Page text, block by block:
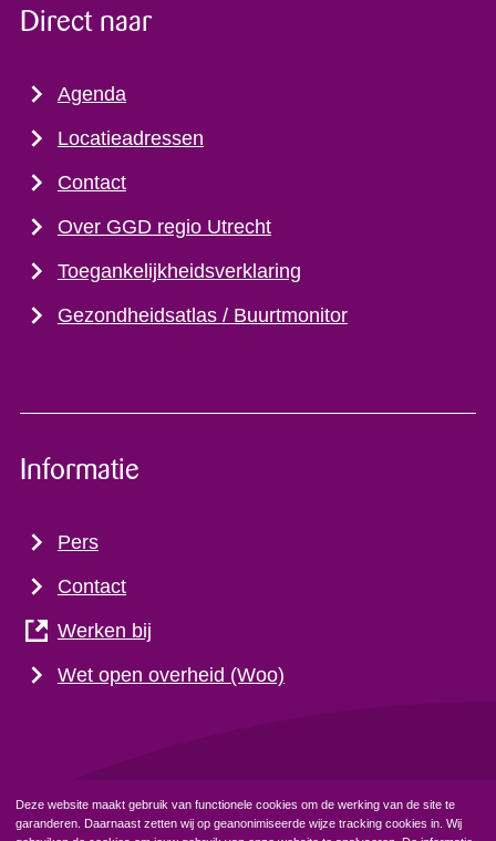
Deze website maakt gebruik van functionele cookies om de werking van de site te
garanderen. Daarnaast zetten wij op geanonimiseerde wijze tracking cookies in. Wij
Direct naar
Agenda
Locatieadressen
Contact
Over GGD regio Utrecht
Toegankelijkheidsverklaring
Gezondheidsatlas / Buurtmonitor
Informatie
Pers
Contact
Werken bij
Wet open overheid (Woo)